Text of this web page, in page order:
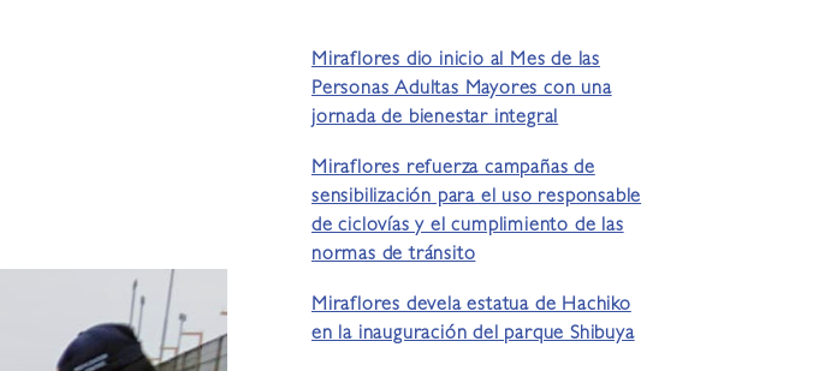
Miraflores dio inicio al Mes de las
Personas Adultas Mayores con una
jornada de bienestar integral
Miraflores refuerza campañas de
sensibilización para el uso responsable
de ciclovías y el cumplimiento de las
normas de tránsito
Miraflores devela estatua de Hachiko
en la inauguración del parque Shibuya